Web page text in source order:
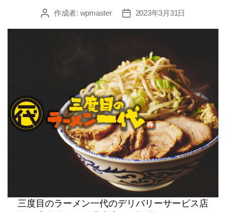
投 作成者: wpmaster
投
2023年3月31日
三度目のラーメン一代のデリバリーサービス店